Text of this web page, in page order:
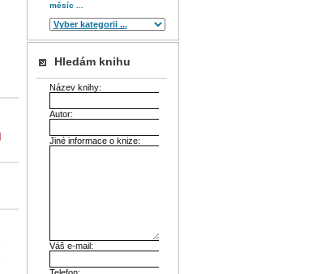
měsíc ...
Hledám knihu
Název knihy:
Autor:
Jiné informace o knize:
Váš e-mail: